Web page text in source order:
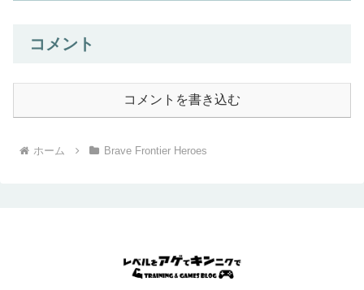
コメント
コメントを書き込む
ホーム Brave Frontier Heroes